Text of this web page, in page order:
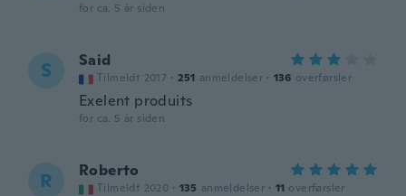
for ca. 5 år siden
S Said
Tilmeldt 2017 · 251 anmeldelser · 136 overførsler
Exelent produits
for ca. 5 år siden
R Roberto
Tilmeldt 2020 · 135 anmeldelser · 11 overførsler